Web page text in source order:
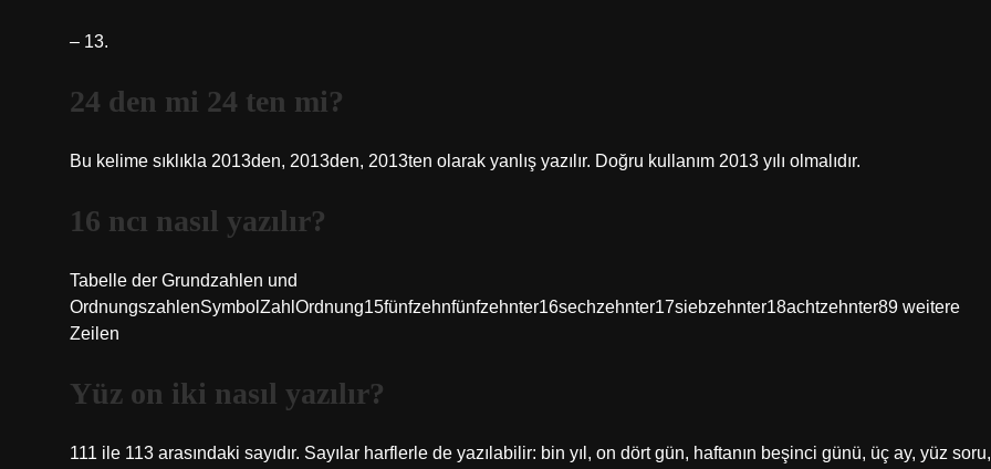
– 13.
24 den mi 24 ten mi?
Bu kelime sıklıkla 2013den, 2013den, 2013ten olarak yanlış yazılır. Doğru kullanım 2013 yılı olmalıdır.
16 ncı nasıl yazılır?
Tabelle der Grundzahlen und
OrdnungszahlenSymbolZahlOrdnung15fünfzehnfünfzehnter16sechzehnter17siebzehnter18achtzehnter89 weitere
Zeilen
Yüz on iki nasıl yazılır?
111 ile 113 arasındaki sayıdır. Sayılar harflerle de yazılabilir: bin yıl, on dört gün, haftanın beşinci günü, üç ay, yüz soru,